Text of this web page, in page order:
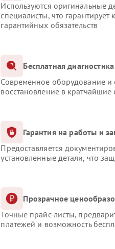
Используются оригинальные
специалисты, что
гарантийных обязательств
Бесплатная
Современное оборудование и
восстановление в
Гарантия на работы и
Предоставляется
установленные детали, что
Прозрачное
Точные прайс-листы,
платежей и возможность